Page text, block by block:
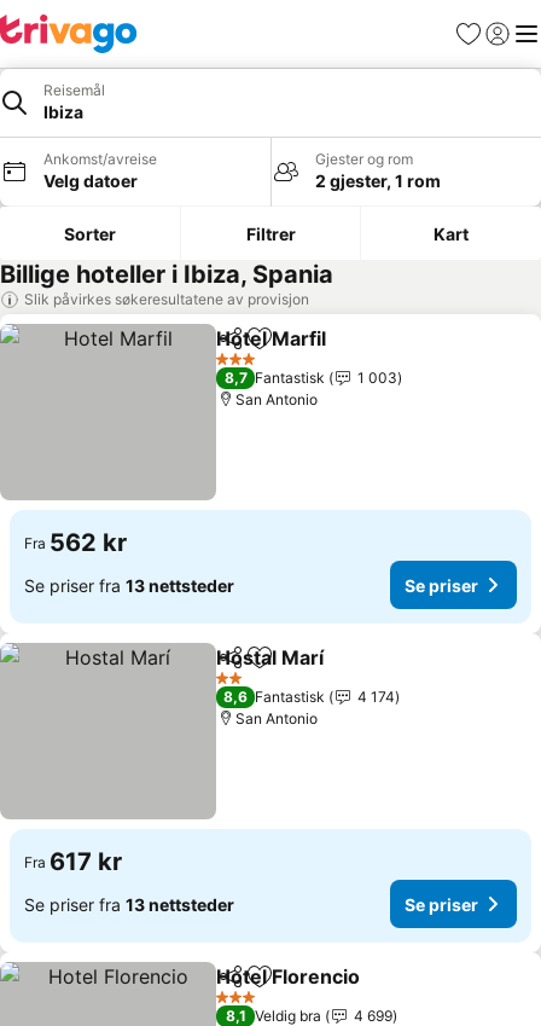
Favoritter
Logg
Reisemål
Ibiza
Ankomst/avreise
Velg datoer
Gjester og rom
2 gjester, 1 rom
Sorter Filtrer Kart
Billige hoteller i Ibiza, Spania
Slik påvirkes søkeresultatene av provisjon
Del Legg til i favoritter
Hotel Marfil
3 Stjerner
8,7 Fantastisk
1 003
San Antonio
Fra 562 kr
Se priser fra 13 nettsteder Se priser
Del Legg til i favoritter
Hostal Marí
2 Stjerner
8,6 Fantastisk
4 174
San Antonio
Fra 617 kr
Se priser fra 13 nettsteder Se priser
Del Legg til i favoritter
Hotel Florencio
3 Stjerner
8,1 Veldig bra
4 699